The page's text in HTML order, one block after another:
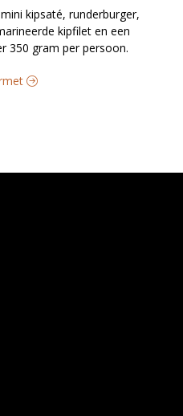
kipsaté, runderburger,
kipfilet en een
350 gram per persoon.